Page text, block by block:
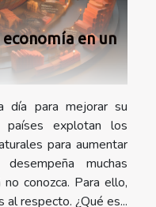
en un
día para mejorar su
países explotan los
para aumentar
muchas
conozca. Para ello,
respecto. ¿Qué es...